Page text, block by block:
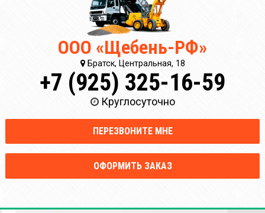
ООО «Щебень-РФ»
Братск, Центральная, 18
+7 (925) 325-16-59
Круглосуточно
ПЕРЕЗВОНИТЕ МНЕ
ОФОРМИТЬ ЗАКАЗ